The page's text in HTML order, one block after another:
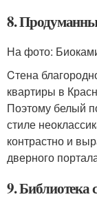
8.
На фото:
Cтена
квартиры в
Поэтому белый
стиле
контрастно и
дверного
9. Библиотека